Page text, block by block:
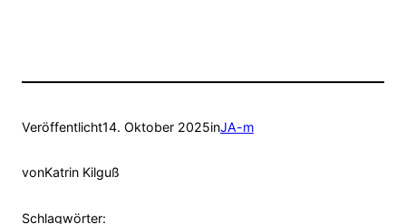
Veröffentlicht14. Oktober 2025inJA-m
vonKatrin Kilguß
Schlagwörter: